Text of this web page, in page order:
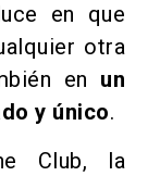
en que
otra
en un
y único.
Club, la